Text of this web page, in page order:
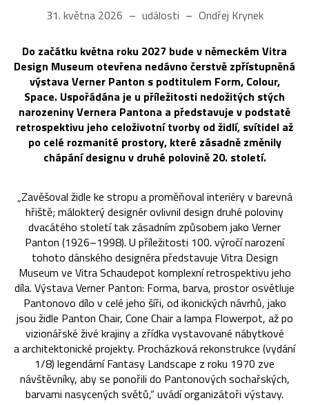
31. května 2026 události Ondřej Krynek
Do začátku května roku 2027 bude v německém Vitra
Design Museum otevřena nedávno čerstvě zpřístupněná
výstava Verner Panton s podtitulem Form, Colour,
Space. Uspořádána je u příležitosti nedožitých stých
narozeniny Vernera Pantona a představuje v podstatě
retrospektivu jeho celoživotní tvorby od židlí, svítidel až
po celé rozmanité prostory, které zásadně změnily
chápání designu v druhé polovině 20. století.
„Zavěšoval židle ke stropu a proměňoval interiéry v barevná
hřiště; málokterý designér ovlivnil design druhé poloviny
dvacátého století tak zásadním způsobem jako Verner
Panton (1926–1998). U příležitosti 100. výročí narození
tohoto dánského designéra představuje Vitra Design
Museum ve Vitra Schaudepot komplexní retrospektivu jeho
díla. Výstava Verner Panton: Forma, barva, prostor osvětluje
Pantonovo dílo v celé jeho šíři, od ikonických návrhů, jako
jsou židle Panton Chair, Cone Chair a lampa Flowerpot, až po
vizionářské živé krajiny a zřídka vystavované nábytkové
a architektonické projekty. Procházková rekonstrukce (vydání
1/8) legendární Fantasy Landscape z roku 1970 zve
návštěvníky, aby se ponořili do Pantonových sochařských,
barvami nasycených světů,“ uvádí organizátoři výstavy.